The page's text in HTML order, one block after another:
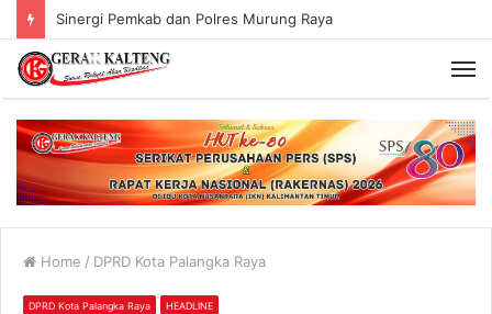
Sinergi Pemkab dan Polres Murung Raya
Home / DPRD Kota Palangka Raya
DPRD Kota Palangka Raya HEADLINE